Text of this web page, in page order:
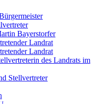
Bayerstorfer
Landrat
Landrat
des Landrats im
Stellvertreter